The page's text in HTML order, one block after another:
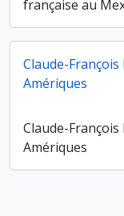
française au
Claude-
Amériques
Claude-
Amériques